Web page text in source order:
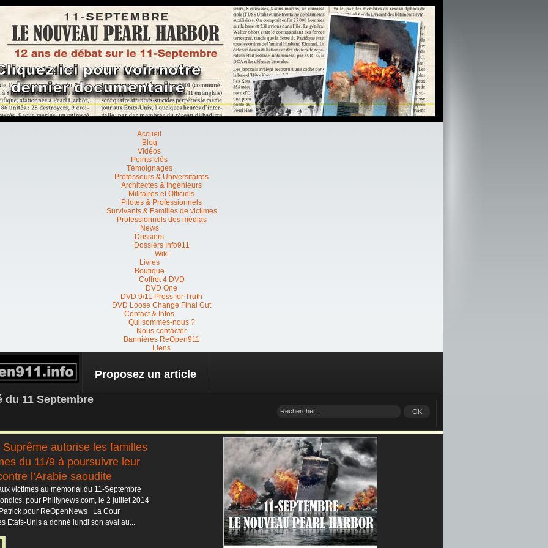
Accueil
Blog
Vidéos
Points-clés
Témoignages
Professeurs & Universitaires
Architectes & Ingénieurs
Militaires et Officiels
Pilotes & Professionnels
Survivants & Familles de victimes
Professionnels des médias
News
Dossiers
Dossiers Info911
Wiki
Livres
Boutique
Coffret 4 DVD
DVD One
DVD 9/11 Press for Truth
DVD Loose Change Final Cut
Contact & Infos
Qui sommes-nous ?
Nous contacter
Bannières ReOpen911
Liens
Proposez un article
du 11 Septembre
Suprême autorise les familles
du 11/9 à poursuivre leur
l’Arabie saoudite
victimes au mémorial du 11-Septembre
pour Phillynews.com, le 2 juillet 2014
pour ReOpenNews La Cour
Etats-Unis a donné lundi son aval au...